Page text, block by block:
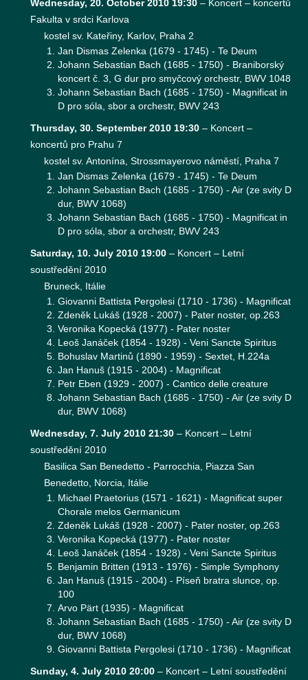
Wednesday, 20. October 2010 19:30 – Koncert – koncertů
Fakulta v srdci Karlova
kostel sv. Kateřiny, Karlov, Praha 2
Jan Dismas Zelenka (1679 - 1745) - Te Deum
Johann Sebastian Bach (1685 - 1750) - Braniborský
koncert č. 3, G dur pro smyčcový orchestr, BWV 1048
Johann Sebastian Bach (1685 - 1750) - Magnificat in
D pro sóla, sbor a orchestr, BWV 243
Thursday, 30. September 2010 19:30 – Koncert –
koncertů pro Prahu 7
kostel sv. Antonína, Strossmayerovo náměstí, Praha 7
Jan Dismas Zelenka (1679 - 1745) - Te Deum
Johann Sebastian Bach (1685 - 1750) - Air (ze svity D
dur, BWV 1068)
Johann Sebastian Bach (1685 - 1750) - Magnificat in
D pro sóla, sbor a orchestr, BWV 243
Saturday, 10. July 2010 19:00 – Koncert – Letní
soustředění 2010
Bruneck, Itálie
Giovanni Battista Pergolesi (1710 - 1736) - Magnificat
Zdeněk Lukáš (1928 - 2007) - Pater noster, op.263
Veronika Kopecká (1977) - Pater noster
Leoš Janáček (1854 - 1928) - Veni Sancte Spiritus
Bohuslav Martinů (1890 - 1959) - Sextet, H.224a
Jan Hanuš (1915 - 2004) - Magnificat
Petr Eben (1929 - 2007) - Cantico delle creature
Johann Sebastian Bach (1685 - 1750) - Air (ze svity D
dur, BWV 1068)
Wednesday, 7. July 2010 21:30 – Koncert – Letní
soustředění 2010
Basilica San Benedetto - Parrocchia, Piazza San
Benedetto, Norcia, Itálie
Michael Praetorius (1571 - 1621) - Magnificat super
Chorale melos Germanicum
Zdeněk Lukáš (1928 - 2007) - Pater noster, op.263
Veronika Kopecká (1977) - Pater noster
Leoš Janáček (1854 - 1928) - Veni Sancte Spiritus
Benjamin Britten (1913 - 1976) - Simple Symphony
Jan Hanuš (1915 - 2004) - Píseň bratra slunce, op.
100
Arvo Pärt (1935) - Magnificat
Johann Sebastian Bach (1685 - 1750) - Air (ze svity D
dur, BWV 1068)
Giovanni Battista Pergolesi (1710 - 1736) - Magnificat
Sunday, 4. July 2010 20:00 – Koncert – Letní soustředění